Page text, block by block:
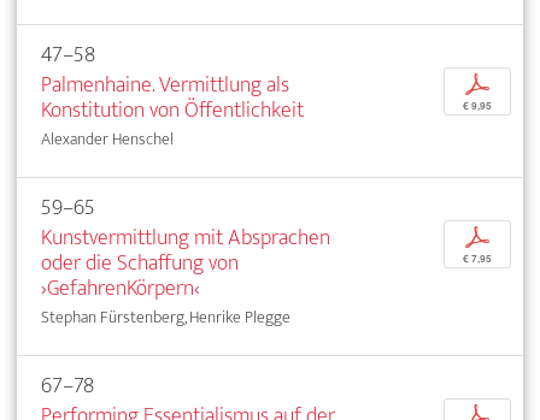
47–58
Palmenhaine. Vermittlung als
Konstitution von Öffentlichkeit
Alexander Henschel
p
€ 9,95
59–65
Kunstvermittlung mit Absprachen
oder die Schaffung von
›GefahrenKörpern‹
Stephan Fürstenberg, Henrike Plegge
p
€ 7,95
67–78